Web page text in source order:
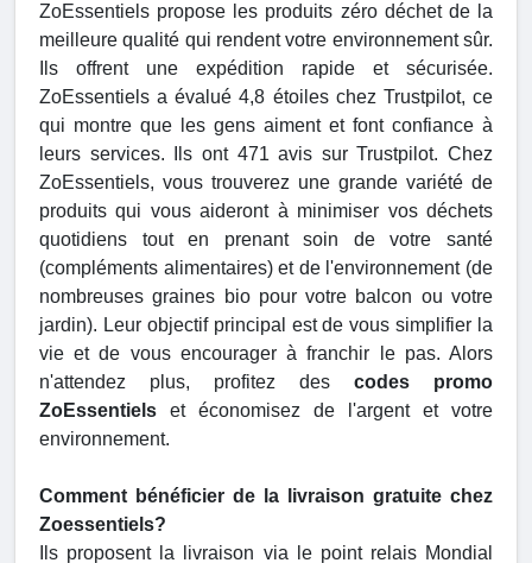
ZoEssentiels propose les produits zéro déchet de la
meilleure qualité qui rendent votre environnement sûr.
Ils offrent une expédition rapide et sécurisée.
ZoEssentiels a évalué 4,8 étoiles chez Trustpilot, ce
qui montre que les gens aiment et font confiance à
leurs services. Ils ont 471 avis sur Trustpilot. Chez
ZoEssentiels, vous trouverez une grande variété de
produits qui vous aideront à minimiser vos déchets
quotidiens tout en prenant soin de votre santé
(compléments alimentaires) et de l'environnement (de
nombreuses graines bio pour votre balcon ou votre
jardin). Leur objectif principal est de vous simplifier la
vie et de vous encourager à franchir le pas. Alors
n'attendez plus, profitez des codes promo
ZoEssentiels et économisez de l'argent et votre
environnement.
Comment bénéficier de la livraison gratuite chez
Zoessentiels?
Ils proposent la livraison via le point relais Mondial